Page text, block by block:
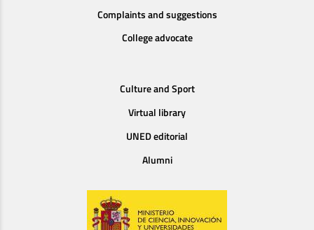
Complaints and suggestions
College advocate
Culture and Sport
Virtual library
UNED editorial
Alumni